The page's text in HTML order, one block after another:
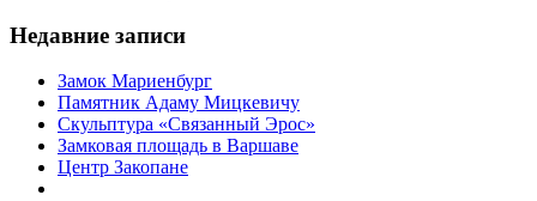
Недавние записи
Замок Мариенбург
Памятник Адаму Мицкевичу
Скульптура «Связанный Эрос»
Замковая площадь в Варшаве
Центр Закопане